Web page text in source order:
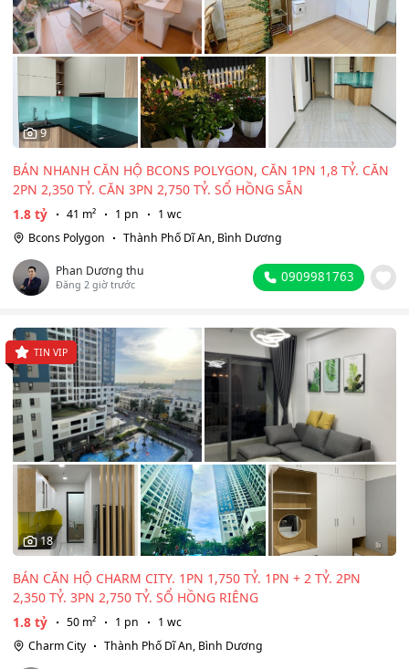
9
BÁN NHANH CĂN HỘ BCONS POLYGON, CĂN 1PN 1,8 TỶ. CĂN
2PN 2,350 TỶ. CĂN 3PN 2,750 TỶ. SỔ HỒNG SẴN
1.8 tỷ
41 m² 1 pn
1 wc
Bcons Polygon
Thành Phố Dĩ An, Bình Dương
Phan Dương thu
Đăng 2 giờ trước 0909981763
18
TIN VIP
BÁN CĂN HỘ CHARM CITY. 1PN 1,750 TỶ. 1PN + 2 TỶ. 2PN
2,350 TỶ. 3PN 2,750 TỶ. SỔ HỒNG RIÊNG
1.8 tỷ
50 m² 1 pn
1 wc
Charm City
Thành Phố Dĩ An, Bình Dương